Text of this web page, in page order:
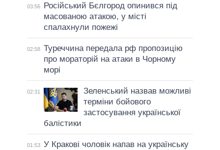
03:56
Російський Бєлгород опинився під
масованою атакою, у місті
спалахнули пожежі
02:58 Туреччина передала рф пропозицію
про мораторій на атаки в Чорному
морі
02:31
Зеленський назвав можливі
терміни бойового
застосування української
балістики
01:53 У Кракові чоловік напав на українську